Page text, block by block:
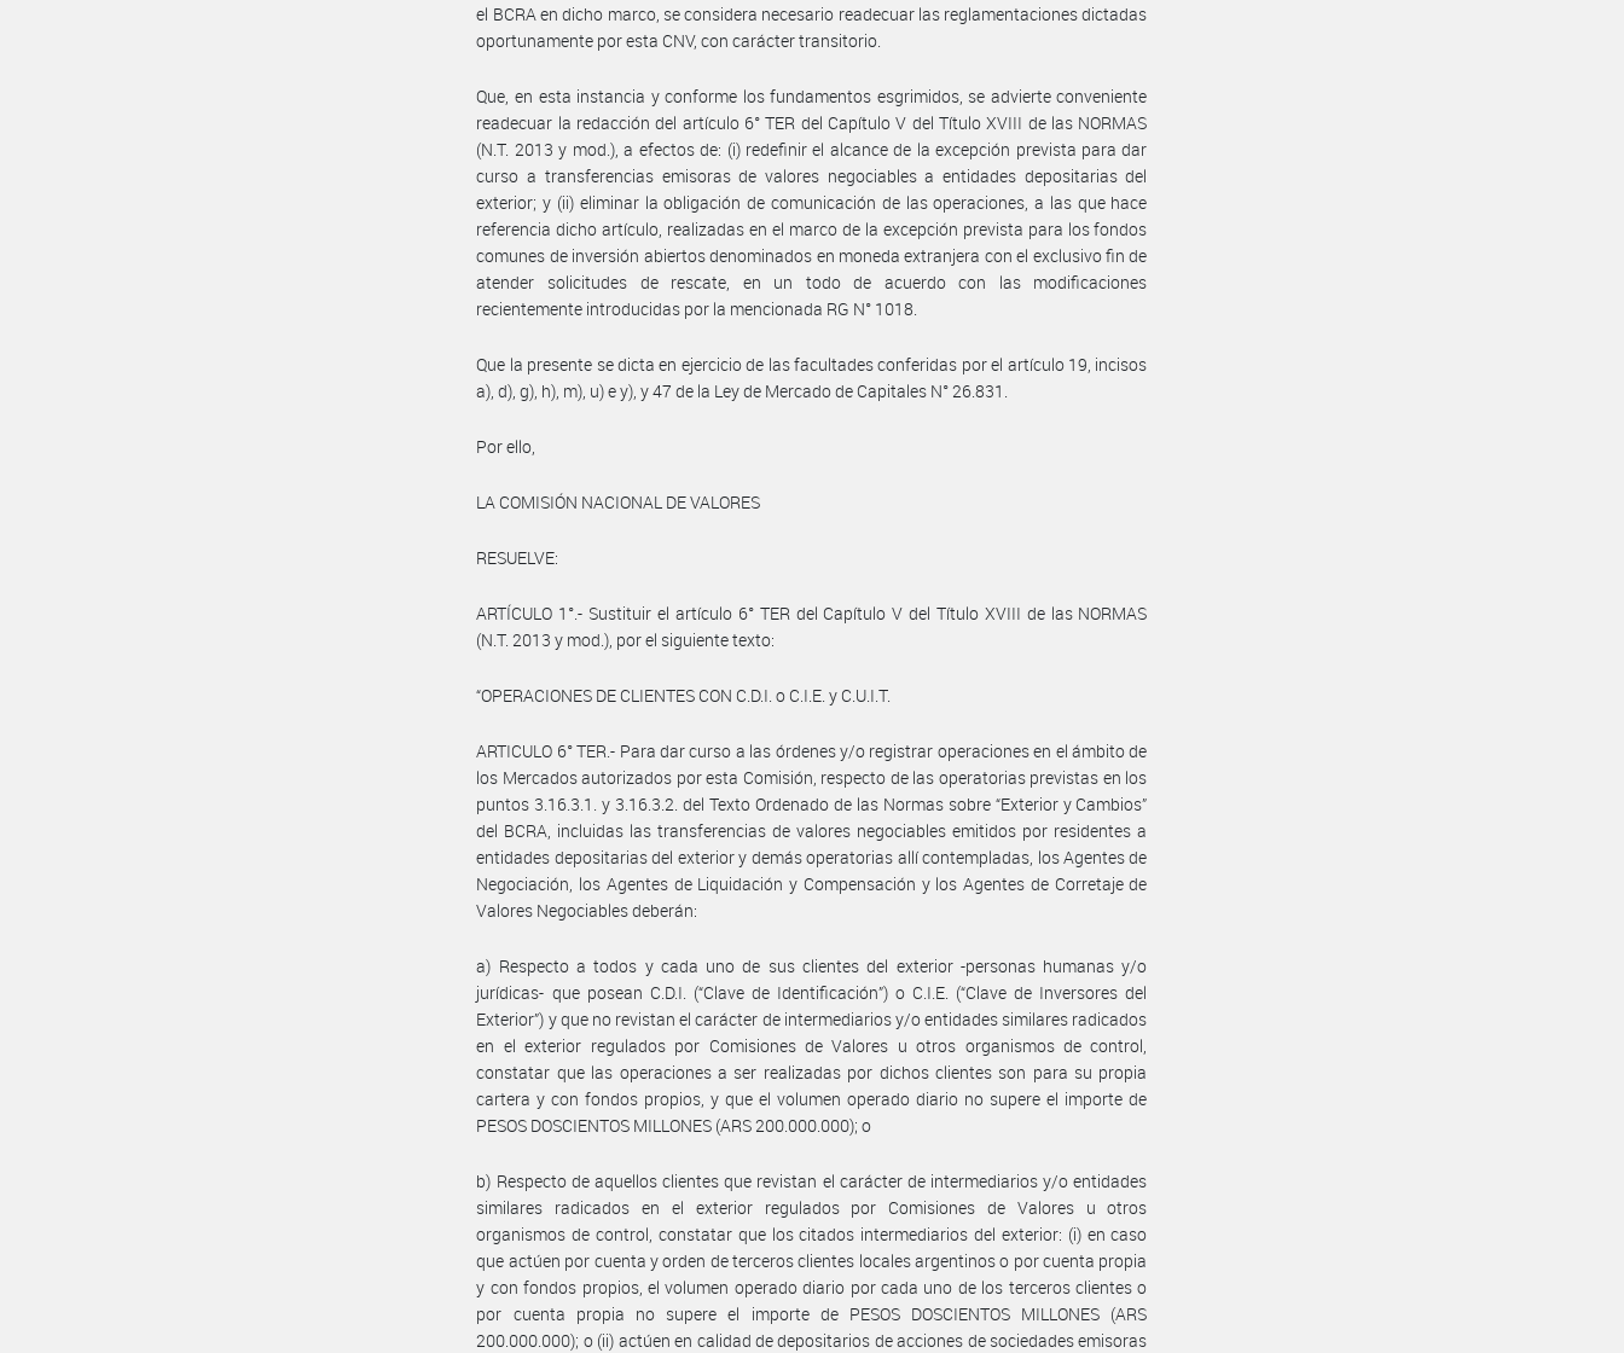
el BCRA en dicho marco, se considera necesario readecuar las reglamentaciones dictadas
oportunamente por esta CNV, con carácter transitorio.
Que, en esta instancia y conforme los fundamentos esgrimidos, se advierte conveniente
readecuar la redacción del artículo 6° TER del Capítulo V del Título XVIII de las NORMAS
(N.T. 2013 y mod.), a efectos de: (i) redefinir el alcance de la excepción prevista para dar
curso a transferencias emisoras de valores negociables a entidades depositarias del
exterior; y (ii) eliminar la obligación de comunicación de las operaciones, a las que hace
referencia dicho artículo, realizadas en el marco de la excepción prevista para los fondos
comunes de inversión abiertos denominados en moneda extranjera con el exclusivo fin de
atender solicitudes de rescate, en un todo de acuerdo con las modificaciones
recientemente introducidas por la mencionada RG N° 1018.
Que la presente se dicta en ejercicio de las facultades conferidas por el artículo 19, incisos
a), d), g), h), m), u) e y), y 47 de la Ley de Mercado de Capitales N° 26.831.
Por ello,
LA COMISIÓN NACIONAL DE VALORES
RESUELVE:
ARTÍCULO 1°.- Sustituir el artículo 6° TER del Capítulo V del Título XVIII de las NORMAS
(N.T. 2013 y mod.), por el siguiente texto:
“OPERACIONES DE CLIENTES CON C.D.I. o C.I.E. y C.U.I.T.
ARTICULO 6° TER.- Para dar curso a las órdenes y/o registrar operaciones en el ámbito de
los Mercados autorizados por esta Comisión, respecto de las operatorias previstas en los
puntos 3.16.3.1. y 3.16.3.2. del Texto Ordenado de las Normas sobre “Exterior y Cambios”
del BCRA, incluidas las transferencias de valores negociables emitidos por residentes a
entidades depositarias del exterior y demás operatorias allí contempladas, los Agentes de
Negociación, los Agentes de Liquidación y Compensación y los Agentes de Corretaje de
Valores Negociables deberán:
a) Respecto a todos y cada uno de sus clientes del exterior -personas humanas y/o
jurídicas- que posean C.D.I. (“Clave de Identificación”) o C.I.E. (“Clave de Inversores del
Exterior”) y que no revistan el carácter de intermediarios y/o entidades similares radicados
en el exterior regulados por Comisiones de Valores u otros organismos de control,
constatar que las operaciones a ser realizadas por dichos clientes son para su propia
cartera y con fondos propios, y que el volumen operado diario no supere el importe de
PESOS DOSCIENTOS MILLONES (ARS 200.000.000); o
b) Respecto de aquellos clientes que revistan el carácter de intermediarios y/o entidades
similares radicados en el exterior regulados por Comisiones de Valores u otros
organismos de control, constatar que los citados intermediarios del exterior: (i) en caso
que actúen por cuenta y orden de terceros clientes locales argentinos o por cuenta propia
y con fondos propios, el volumen operado diario por cada uno de los terceros clientes o
por cuenta propia no supere el importe de PESOS DOSCIENTOS MILLONES (ARS
200.000.000); o (ii) actúen en calidad de depositarios de acciones de sociedades emisoras